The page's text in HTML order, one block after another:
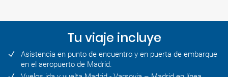
Tu viaje incluye
Asistencia en punto de encuentro y en puerta de embarque
en el aeropuerto de Madrid.